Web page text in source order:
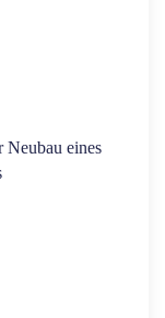
eines